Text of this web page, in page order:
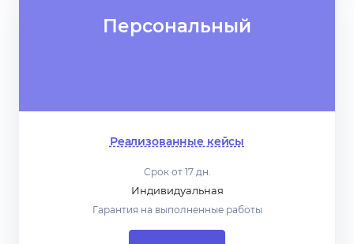
Персональный
Реализованные кейсы
Срок от 17 дн.
Индивидуальная
Гарантия на выполненные работы